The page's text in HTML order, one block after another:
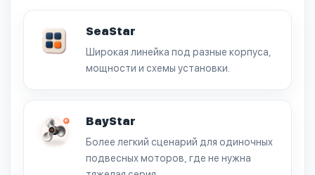
SeaStar
Широкая линейка под разные корпуса,
мощности и схемы установки.
BayStar
Более легкий сценарий для одиночных
подвесных моторов, где не нужна